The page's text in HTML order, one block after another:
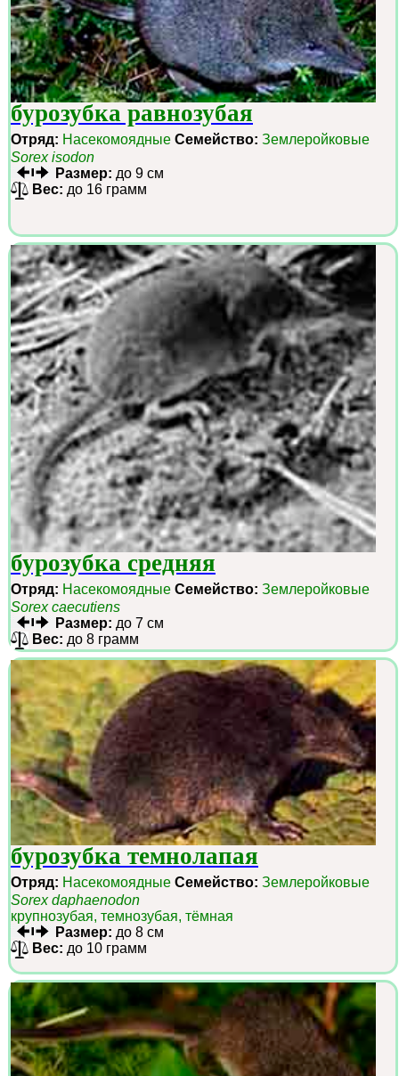
бурозубка равнозубая
Отряд: Насекомоядные Семейство: Землеройковые
Sorex isodon
Размер: до 9 см
Вес: до 16 грамм
бурозубка средняя
Отряд: Насекомоядные Семейство: Землеройковые
Sorex caecutiens
Размер: до 7 см
Вес: до 8 грамм
бурозубка темнолапая
Отряд: Насекомоядные Семейство: Землеройковые
Sorex daphaenodon
крупнозубая, темнозубая, тёмная
Размер: до 8 см
Вес: до 10 грамм